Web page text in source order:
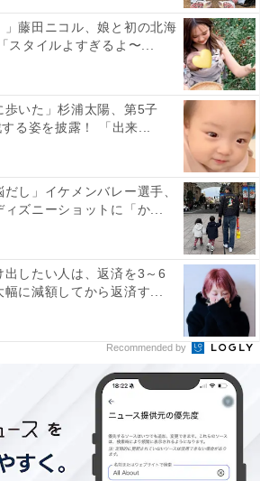
」藤田ニコル、娘と初の北海
スタイルよすぎるよ〜...
歩いた」杉浦太陽、第5子
する姿を披露！ 「出来...
だし」イケメンバレー選手、
ィズニーショットに「か...
出したい人は、返済を3～6
幅に減額してから返済す...
Recommended by